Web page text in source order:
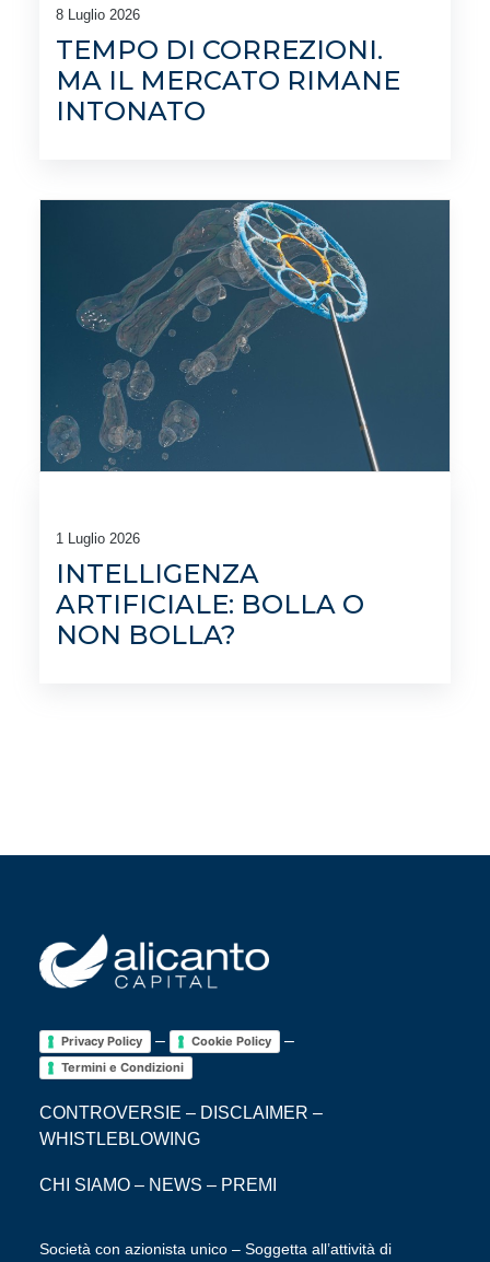
8 Luglio 2026
TEMPO DI CORREZIONI.
MA IL MERCATO RIMANE
INTONATO
1 Luglio 2026
INTELLIGENZA
ARTIFICIALE: BOLLA O
NON BOLLA?
Privacy Policy – Cookie Policy –
Termini e Condizioni
CONTROVERSIE – DISCLAIMER –
WHISTLEBLOWING
CHI SIAMO – NEWS – PREMI
Società con azionista unico – Soggetta all’attività di